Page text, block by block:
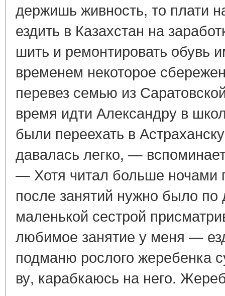
держишь живность, то плати
ездить в Казахстан на
шить и ремонтировать обувь
временем некоторое
перевез семью из
время идти Александру в
были переехать в
давалась легко, —
— Хотя читал больше ночами
после занятий нужно было по
маленькой сестрой
любимое за­нятие у меня —
подманю рослого жере­бенка
ву, карабкаюсь на него.